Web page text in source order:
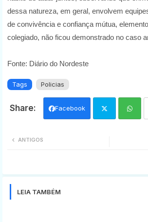
dessa natureza, em geral, envolvem
de convivência e confiança mútua,
colegiado, não ficou demonstrado no caso
Fonte: Diário do Nordeste
Tags Policias
Facebook
ANTIGOS
LEIA TAMBÉM